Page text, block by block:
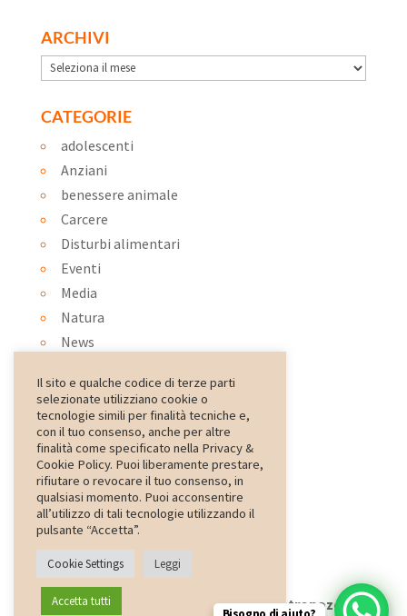
ARCHIVI
Archivi
CATEGORIE
adolescenti
Anziani
benessere animale
Carcere
Disturbi alimentari
Eventi
Media
Natura
News
Ospedale
Pet therapy
psiconatura
Rassegna Stampa
Scuola
special
Web Design - CopyrightAntropozoa
Il sito e qualche codice di terze parti
selezionate utilizziano cookie o
tecnologie simili per finalità tecniche e,
con il tuo consenso, anche per altre
finalità come specificato nella Privacy &
Cookie Policy. Puoi liberamente prestare,
rifiutare o revocare il tuo consenso, in
qualsiasi momento. Puoi acconsentire
all’utilizzo di tali tecnologie utilizzando il
pulsante “Accetta”.
Cookie Settings Leggi
Accetta tutti